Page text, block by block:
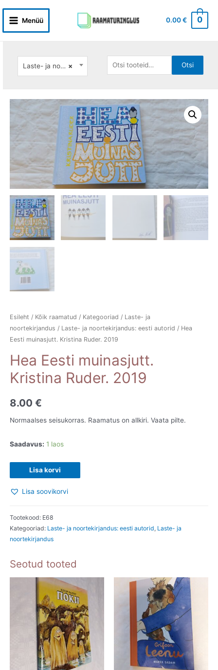
content
Main
Menüü 0.00€ 0
×
Laste- ja noortekirjandus: eesti autorid
Otsi: Otsi
Esileht / Kõik raamatud / Kategooriad / Laste- ja
noortekirjandus / Laste- ja noortekirjandus: eesti autorid / Hea
Eesti muinasjutt. Kristina Ruder. 2019
Hea Eesti muinasjutt.
Kristina Ruder. 2019
8.00 €
Normaalses seisukorras. Raamatus on allkiri. Vaata pilte.
Saadavus: 1 laos
Eesti
muinasjutt.
Ruder.
2019
kogus
Lisa korvi
Lisa soovikorvi
Tootekood: E68
Kategooriad: Laste- ja noortekirjandus: eesti autorid, Laste- ja
noortekirjandus
Seotud tooted